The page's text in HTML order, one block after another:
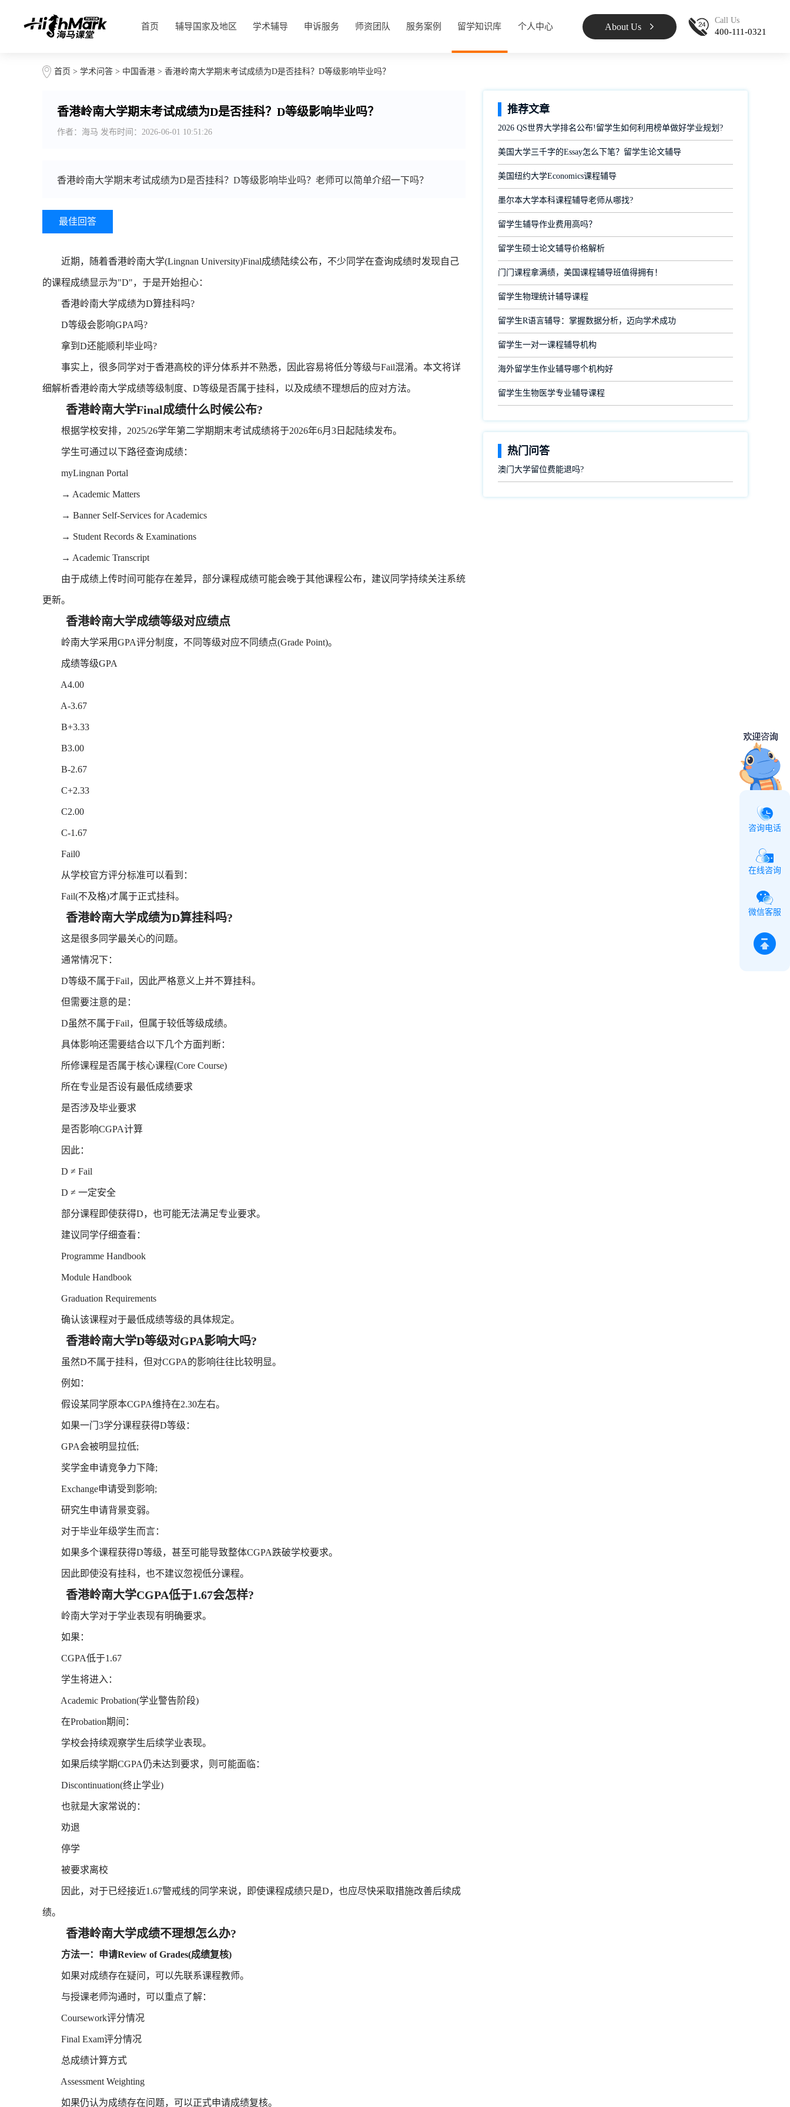
首页 辅导国家及地区 学术辅导 申诉服务 师资团队 服务案例 留学知识库 个人中心 About Us
Call Us
400-111-0321
首页 > 学术问答 > 中国香港 > 香港岭南大学期末考试成绩为D是否挂科？D等级影响毕业吗？
香港岭南大学期末考试成绩为D是否挂科？D等级影响毕业吗？
作者：海马 发布时间：2026-06-01 10:51:26
香港岭南大学期末考试成绩为D是否挂科？D等级影响毕业吗？老师可以简单介绍一下吗？
最佳回答
近期，随着香港岭南大学(Lingnan University)Final成绩陆续公布，不少同学在查询成绩时发现自己
的课程成绩显示为"D"，于是开始担心：
香港岭南大学成绩为D算挂科吗?
D等级会影响GPA吗?
拿到D还能顺利毕业吗?
事实上，很多同学对于香港高校的评分体系并不熟悉，因此容易将低分等级与Fail混淆。本文将详
细解析香港岭南大学成绩等级制度、D等级是否属于挂科，以及成绩不理想后的应对方法。
香港岭南大学Final成绩什么时候公布?
根据学校安排，2025/26学年第二学期期末考试成绩将于2026年6月3日起陆续发布。
学生可通过以下路径查询成绩：
myLingnan Portal
→ Academic Matters
→ Banner Self-Services for Academics
→ Student Records & Examinations
→ Academic Transcript
由于成绩上传时间可能存在差异，部分课程成绩可能会晚于其他课程公布，建议同学持续关注系统
更新。
香港岭南大学成绩等级对应绩点
岭南大学采用GPA评分制度，不同等级对应不同绩点(Grade Point)。
成绩等级GPA
A4.00
A-3.67
B+3.33
B3.00
B-2.67
C+2.33
C2.00
C-1.67
Fail0
从学校官方评分标准可以看到：
Fail(不及格)才属于正式挂科。
香港岭南大学成绩为D算挂科吗?
这是很多同学最关心的问题。
通常情况下：
D等级不属于Fail，因此严格意义上并不算挂科。
但需要注意的是：
D虽然不属于Fail，但属于较低等级成绩。
具体影响还需要结合以下几个方面判断：
所修课程是否属于核心课程(Core Course)
所在专业是否设有最低成绩要求
是否涉及毕业要求
是否影响CGPA计算
因此：
D ≠ Fail
D ≠ 一定安全
部分课程即使获得D，也可能无法满足专业要求。
建议同学仔细查看：
Programme Handbook
Module Handbook
Graduation Requirements
确认该课程对于最低成绩等级的具体规定。
香港岭南大学D等级对GPA影响大吗?
虽然D不属于挂科，但对CGPA的影响往往比较明显。
例如：
假设某同学原本CGPA维持在2.30左右。
如果一门3学分课程获得D等级：
GPA会被明显拉低;
奖学金申请竞争力下降;
Exchange申请受到影响;
研究生申请背景变弱。
对于毕业年级学生而言：
如果多个课程获得D等级，甚至可能导致整体CGPA跌破学校要求。
因此即使没有挂科，也不建议忽视低分课程。
香港岭南大学CGPA低于1.67会怎样?
岭南大学对于学业表现有明确要求。
如果：
CGPA低于1.67
学生将进入：
Academic Probation(学业警告阶段)
在Probation期间：
学校会持续观察学生后续学业表现。
如果后续学期CGPA仍未达到要求，则可能面临：
Discontinuation(终止学业)
也就是大家常说的：
劝退
停学
被要求离校
因此，对于已经接近1.67警戒线的同学来说，即使课程成绩只是D，也应尽快采取措施改善后续成
绩。
香港岭南大学成绩不理想怎么办?
方法一：申请Review of Grades(成绩复核)
如果对成绩存在疑问，可以先联系课程教师。
与授课老师沟通时，可以重点了解：
Coursework评分情况
Final Exam评分情况
总成绩计算方式
Assessment Weighting
如果仍认为成绩存在问题，可以正式申请成绩复核。
推荐文章
2026 QS世界大学排名公布!留学生如何利用榜单做好学业规划?
美国大学三千字的Essay怎么下笔？留学生论文辅导
美国纽约大学Economics课程辅导
墨尔本大学本科课程辅导老师从哪找?
留学生辅导作业费用高吗？
留学生硕士论文辅导价格解析
门门课程拿满绩，美国课程辅导班值得拥有！
留学生物理统计辅导课程
留学生R语言辅导：掌握数据分析，迈向学术成功
留学生一对一课程辅导机构
海外留学生作业辅导哪个机构好
留学生生物医学专业辅导课程
热门问答
澳门大学留位费能退吗?
咨询电话
在线咨询
微信客服